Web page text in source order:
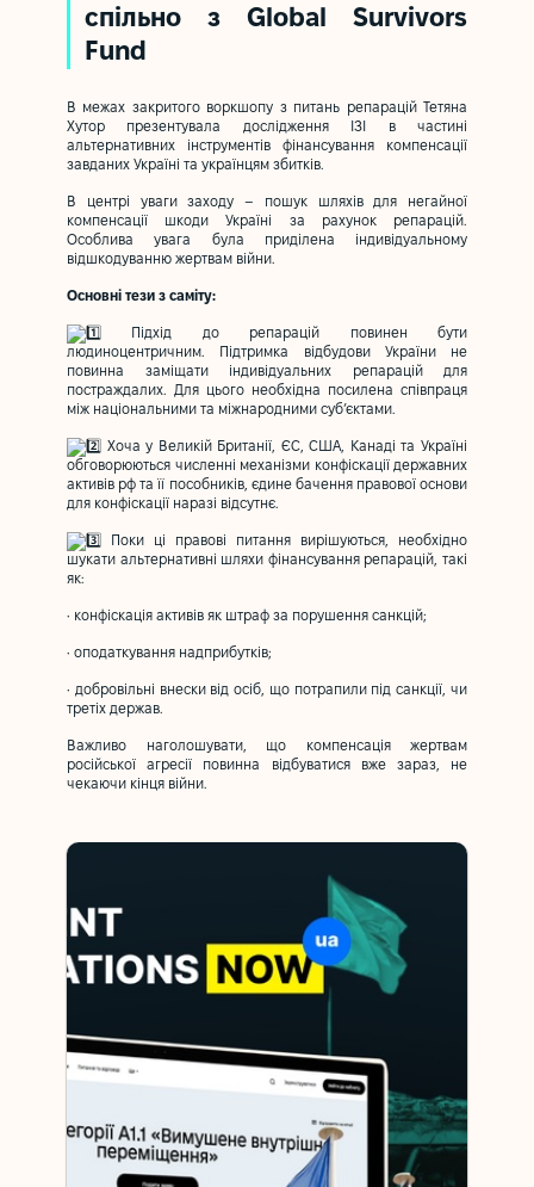
спільно з Global Survivors
Fund
В межах закритого воркшопу з питань репарацій Тетяна
Хутор презентувала дослідження ІЗІ в частині
альтернативних інструментів фінансування компенсації
завданих Україні та українцям збитків.
В центрі уваги заходу – пошук шляхів для негайної
компенсації шкоди Україні за рахунок репарацій.
Особлива увага була приділена індивідуальному
відшкодуванню жертвам війни.
Основні тези з саміту:
Підхід до репарацій повинен бути
людиноцентричним. Підтримка відбудови України не
повинна заміщати індивідуальних репарацій для
постраждалих. Для цього необхідна посилена співпраця
між національними та міжнародними суб’єктами.
Хоча у Великій Британії, ЄС, США, Канаді та Україні
обговорюються численні механізми конфіскації державних
активів рф та її пособників, єдине бачення правової основи
для конфіскації наразі відсутнє.
Поки ці правові питання вирішуються, необхідно
шукати альтернативні шляхи фінансування репарацій, такі
як:
• конфіскація активів як штраф за порушення санкцій;
• оподаткування надприбутків;
• добровільні внески від осіб, що потрапили під санкції, чи
третіх держав.
Важливо наголошувати, що компенсація жертвам
російської агресії повинна відбуватися вже зараз, не
чекаючи кінця війни.